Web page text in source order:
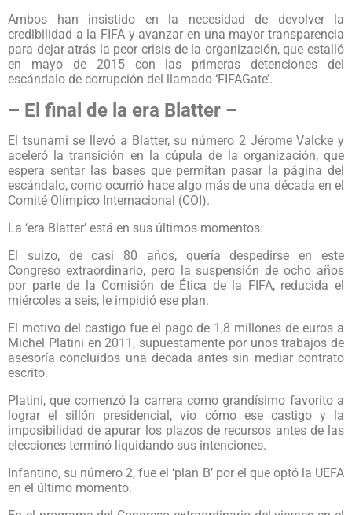
Ambos han insistido en la necesidad de devolver la
credibilidad a la FIFA y avanzar en una mayor transparencia
para dejar atrás la peor crisis de la organización, que estalló
en mayo de 2015 con las primeras detenciones del
escándalo de corrupción del llamado ‘FIFAGate’.
– El final de la era Blatter –
El tsunami se llevó a Blatter, su número 2 Jérome Valcke y
aceleró la transición en la cúpula de la organización, que
espera sentar las bases que permitan pasar la página del
escándalo, como ocurrió hace algo más de una década en el
Comité Olímpico Internacional (COI).
La ‘era Blatter’ está en sus últimos momentos.
El suizo, de casi 80 años, quería despedirse en este
Congreso extraordinario, pero la suspensión de ocho años
por parte de la Comisión de Ética de la FIFA, reducida el
miércoles a seis, le impidió ese plan.
El motivo del castigo fue el pago de 1,8 millones de euros a
Michel Platini en 2011, supuestamente por unos trabajos de
asesoría concluidos una década antes sin mediar contrato
escrito.
Platini, que comenzó la carrera como grandísimo favorito a
lograr el sillón presidencial, vio cómo ese castigo y la
imposibilidad de apurar los plazos de recursos antes de las
elecciones terminó liquidando sus intenciones.
Infantino, su número 2, fue el ‘plan B’ por el que optó la UEFA
en el último momento.